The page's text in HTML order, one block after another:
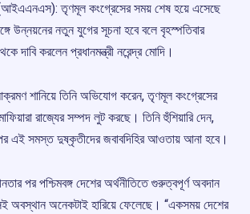
তৃণমূল কংগ্রেসের সময় শেষ হয়ে এসেছে
উন্নয়নের নতুন যুগের সূচনা হবে বলে বৃহস্পতিবার
দাবি করলেন প্রধানমন্ত্রী নরেন্দ্র মোদি।
আক্রমণ শানিয়ে তিনি অভিযোগ করেন, তৃণমূল কংগ্রেসের
রাজ্যের সম্পদ লুট করছে। তিনি হুঁশিয়ারি দেন,
পর এই সমস্ত দুষ্কৃতীদের জবাবদিহির আওতায় আনা হবে।
পর পশ্চিমবঙ্গ দেশের অর্থনীতিতে গুরুত্বপূর্ণ অবদান
অবস্থান অনেকটাই হারিয়ে ফেলেছে। “একসময় দেশের